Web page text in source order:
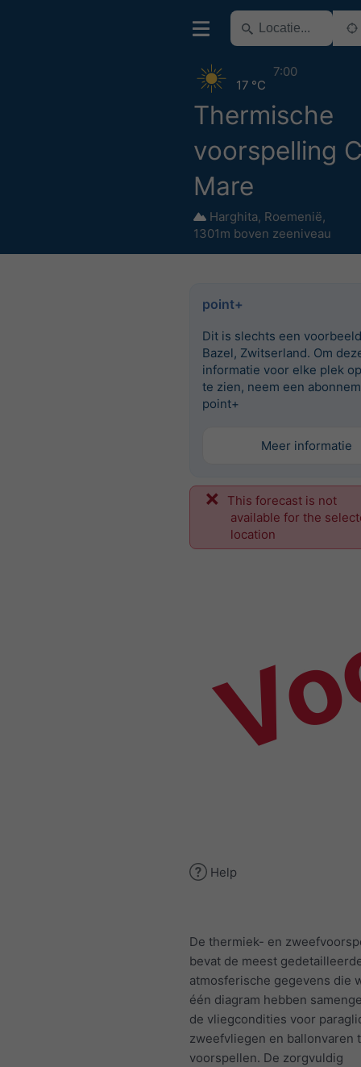
Thermische
voorspelling
Mare
Harghita, Roemenië,
1301m boven zeeniveau
17 °C
7:00
point+
Dit is slechts een
Bazel, Zwitserland. Om
informatie voor elke plek
te zien, neem een
point+
Meer informatie
This forecast is not
available for the
location
Help
De thermiek- en
bevat de meest
atmosferische gegevens die
één diagram hebben
de vliegcondities voor
zweefvliegen en ballonvaren
voorspellen. De zorgvuldig